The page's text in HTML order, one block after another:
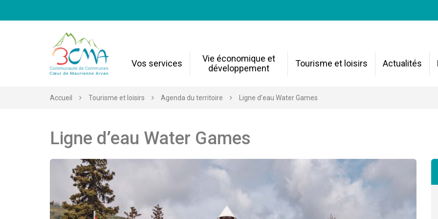
Vos services
Vie économique et
développement
Tourisme et loisirs Actualités
Accueil Tourisme et loisirs Agenda du territoire Ligne d’eau Water Games
Ligne d’eau Water Games